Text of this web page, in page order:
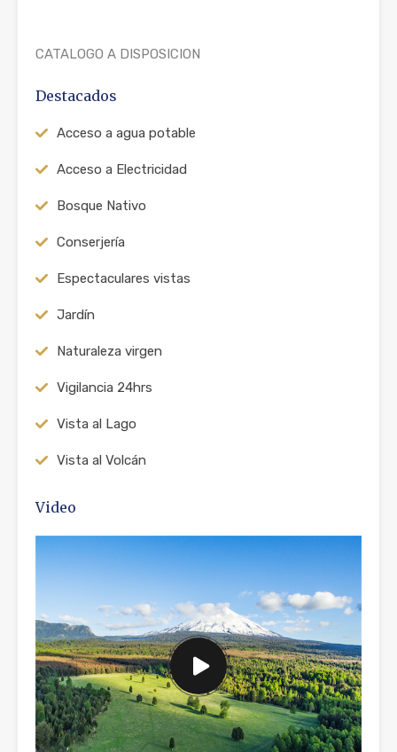
CATALOGO A DISPOSICION
Destacados
Acceso a agua potable
Acceso a Electricidad
Bosque Nativo
Conserjería
Espectaculares vistas
Jardín
Naturaleza virgen
Vigilancia 24hrs
Vista al Lago
Vista al Volcán
Video